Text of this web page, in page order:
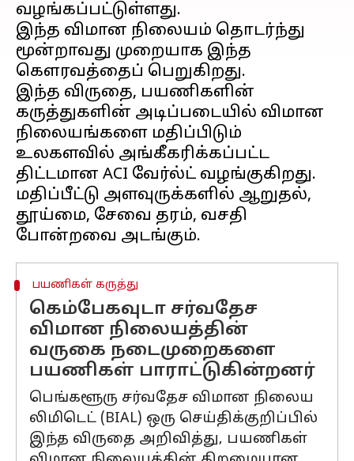
வழங்கப்பட்டுள்ளது.
இந்த விமான நிலையம் தொடர்ந்து
மூன்றாவது முறையாக இந்த
கௌரவத்தைப் பெறுகிறது.
இந்த விருதை, பயணிகளின்
கருத்துகளின் அடிப்படையில் விமான
நிலையங்களை மதிப்பிடும்
உலகளவில் அங்கீகரிக்கப்பட்ட
திட்டமான ACI வேர்ல்ட் வழங்குகிறது.
மதிப்பீட்டு அளவுருக்களில் ஆறுதல்,
தூய்மை, சேவை தரம், வசதி
பயணிகள் கருத்து
கெம்பேகவுடா சர்வதேச
விமான நிலையத்தின்
வருகை நடைமுறைகளை
பயணிகள் பாராட்டுகின்றனர்
பெங்களூரு சர்வதேச விமான நிலைய
லிமிடெட் (BIAL) ஒரு செய்திக்குறிப்பில்
இந்த விருதை அறிவித்து, பயணிகள்